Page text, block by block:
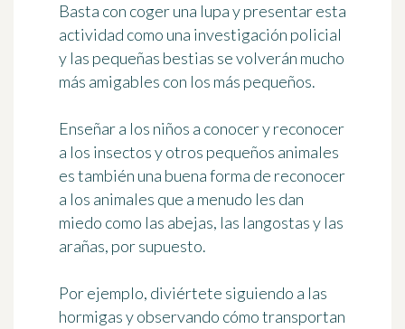
Basta con coger una lupay presentar esta
actividad como una investigación policial
y las pequeñas bestias se volverán mucho
más amigables con los más pequeños.
Enseñar a los niños a conocer y reconocer
a los insectos y otros pequeños animales
es también una buena forma de reconocer
a los animales que a menudo les dan
miedo como las abejas, las langostas y las
arañas, por supuesto.
Por ejemplo, diviértete siguiendo a las
hormigas y observando cómo transportan